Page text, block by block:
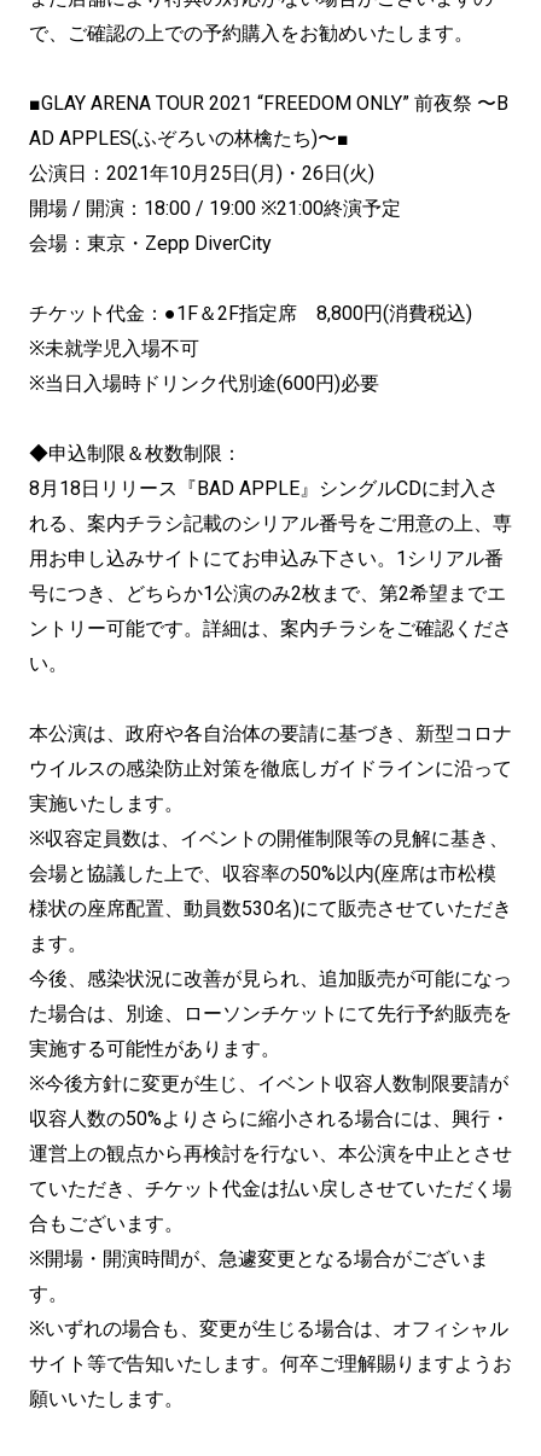
で、ご確認の上での予約購入をお勧めいたします。
■GLAY ARENA TOUR 2021 “FREEDOM ONLY” 前夜祭 〜B
AD APPLES(ふぞろいの林檎たち)〜■
公演日：2021年10月25日(月)・26日(火)
開場 / 開演：18:00 / 19:00 ※21:00終演予定
会場：東京・Zepp DiverCity
チケット代金：●1F＆2F指定席 8,800円(消費税込)
※未就学児入場不可
※当日入場時ドリンク代別途(600円)必要
◆申込制限＆枚数制限：
8月18日リリース『BAD APPLE』シングルCDに封入さ
れる、 案内チラシ記載のシリアル番号をご用意の上、 専
用お申し込みサイトにてお申込み下さい。 1シリアル番
号につき、どちらか1公演のみ2枚まで、 第2希望までエ
ントリー可能です。詳細は、 案内チラシをご確認くださ
い。
本公演は、政府や各自治体の要請に基づき、 新型コロナ
ウイルスの感染防止対策を徹底しガイドラインに沿って
実施いたします。
※収容定員数は、イベントの開催制限等の見解に基き、
会場と協議した上で、収容率の50%以内(座席は市松模
様状の座席配置、動員数530名)にて販売させていただき
ます。
今後、感染状況に改善が見られ、追加販売が可能になっ
た場合は、
別途、
ローソンチケットにて先行予約販売を
実施する可能性があります。
※今後方針に変更が生じ、 イベント収容人数制限要請が
収容人数の50%よりさらに縮小される場合には、興行・
運営上の観点から再検討を行ない、 本公演を中止とさせ
ていただき、 チケット代金は払い戻しさせていただく場
合もございます。
※開場・開演時間が、急遽変更となる場合がございま
す。
※いずれの場合も、変更が生じる場合は、 オフィシャル
サイト等で告知いたします。 何卒ご理解賜りますようお
願いいたします。